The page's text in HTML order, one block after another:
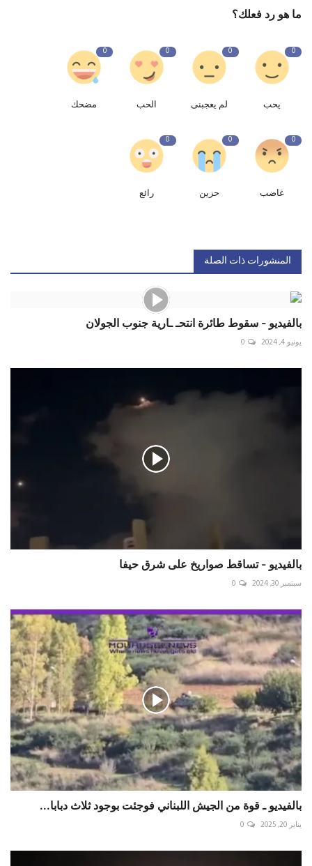
ما هو رد فعلك؟
0
يحب
0
لم يعجبنى
0
الحب
0
مضحك
0
غاضب
0
حزين
0
رائع
المنشورات ذات الصلة
بالفيديو - سقوط طائرة انتحـ ـارية جنوب الجولان
يونيو 4, 2024 0
بالفيديو - تساقط صواريخ على شرق حيفا
سبتمبر 30, 2024 0
بالفيديو ـ قوة من الجيش اللبناني فوجئت بوجود ثلاث دبابا...
يناير 20, 2025 0